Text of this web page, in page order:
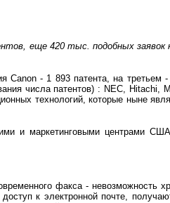
еще 420 тыс. подобных заявок
Canon- 1 893 патента, на третьем
числа патентов) : NEC, Hitachi,
технологий, которые ныне
и маркетинговыми центрами
факса - невозможность
к электронной почте,